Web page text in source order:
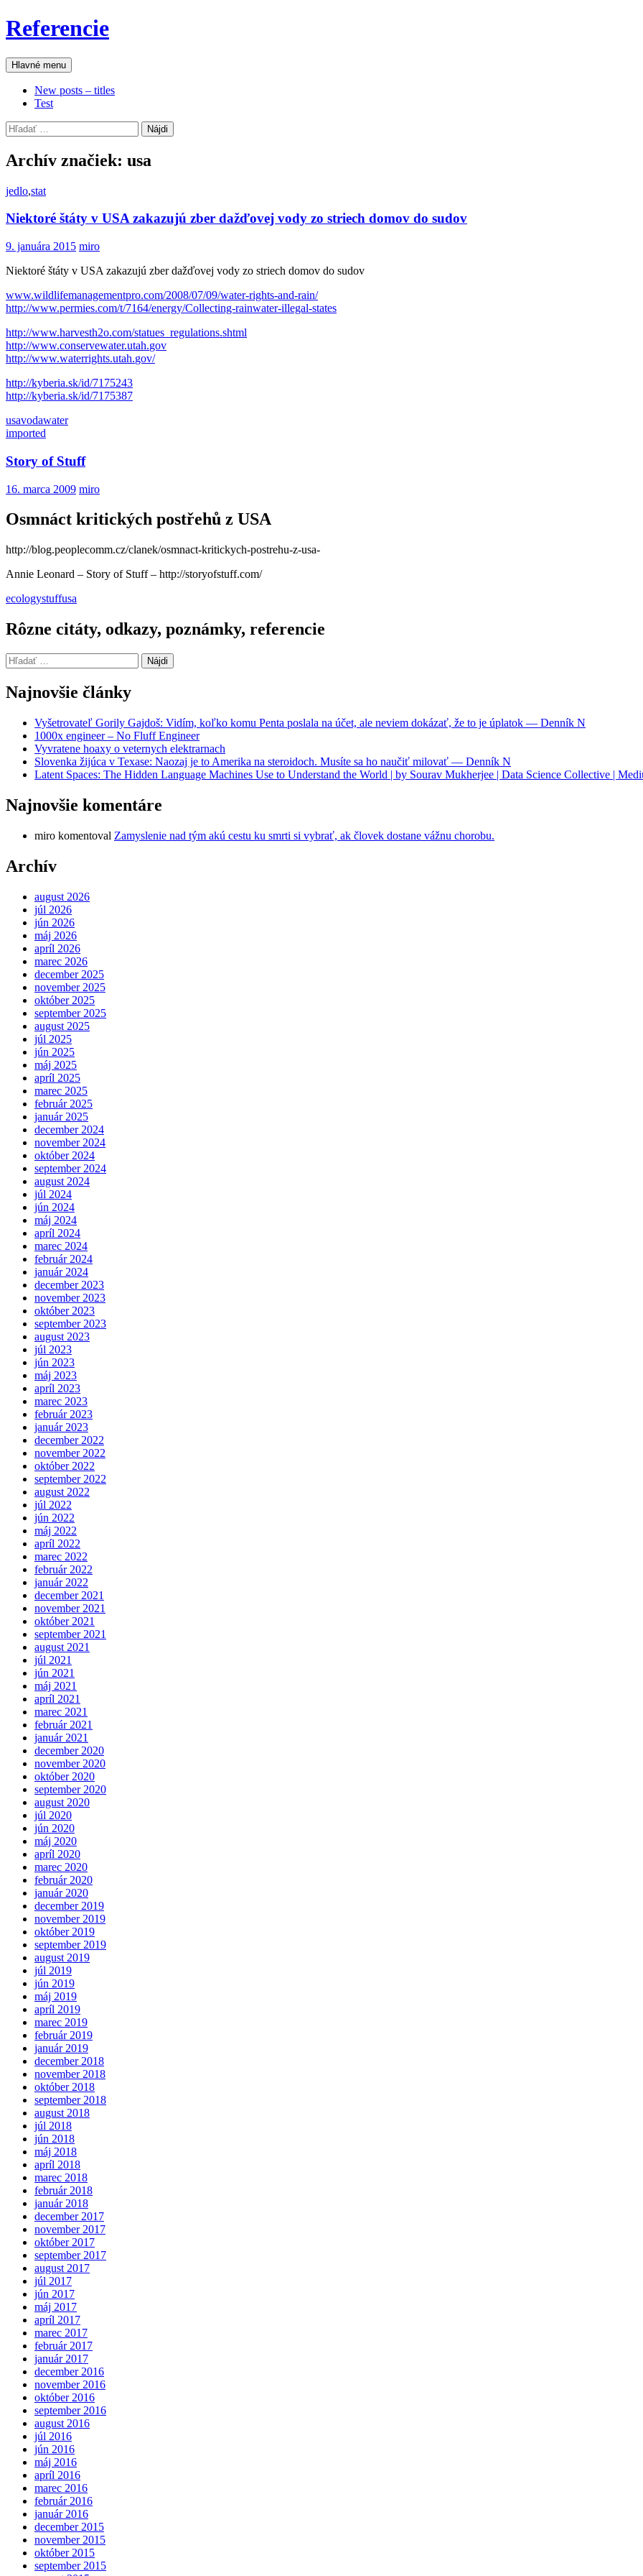
Preskočiť
na
Referencie
Hľadať
Hlavné menu
New posts – titles
Test
Hľadať:
Archív značiek: usa
jedlo,stat
Niektoré štáty v USA zakazujú zber dažďovej vody zo striech domov do sudov
9. januára 2015 miro
Niektoré štáty v USA zakazujú zber dažďovej vody zo striech domov do sudov
www.wildlifemanagementpro.com/2008/07/09/water-rights-and-rain/
http://www.permies.com/t/7164/energy/Collecting-rainwater-illegal-states
http://www.harvesth2o.com/statues_regulations.shtml
http://www.conservewater.utah.gov
http://www.waterrights.utah.gov/
http://kyberia.sk/id/7175243
http://kyberia.sk/id/7175387
usavodawater
imported
Story of Stuff
16. marca 2009 miro
Osmnáct kritických postřehů z USA
http://blog.peoplecomm.cz/clanek/osmnact-kritickych-postrehu-z-usa-
Annie Leonard – Story of Stuff – http://storyofstuff.com/
ecologystuffusa
Rôzne citáty, odkazy, poznámky, referencie
Hľadať:
Najnovšie články
Vyšetrovateľ Gorily Gajdoš: Vidím, koľko komu Penta poslala na účet, ale neviem dokázať, že to je úplatok — Denník N
1000x engineer – No Fluff Engineer
Vyvratene hoaxy o veternych elektrarnach
Slovenka žijúca v Texase: Naozaj je to Amerika na steroidoch. Musíte sa ho naučiť milovať — Denník N
Latent Spaces: The Hidden Language Machines Use to Understand the World | by Sourav Mukherjee | Data Science Collective |
Najnovšie komentáre
miro komentoval Zamyslenie nad tým akú cestu ku smrti si vybrať, ak človek dostane vážnu chorobu.
Archív
august 2026
júl 2026
jún 2026
máj 2026
apríl 2026
marec 2026
december 2025
november 2025
október 2025
september 2025
august 2025
júl 2025
jún 2025
máj 2025
apríl 2025
marec 2025
február 2025
január 2025
december 2024
november 2024
október 2024
september 2024
august 2024
júl 2024
jún 2024
máj 2024
apríl 2024
marec 2024
február 2024
január 2024
december 2023
november 2023
október 2023
september 2023
august 2023
júl 2023
jún 2023
máj 2023
apríl 2023
marec 2023
február 2023
január 2023
december 2022
november 2022
október 2022
september 2022
august 2022
júl 2022
jún 2022
máj 2022
apríl 2022
marec 2022
február 2022
január 2022
december 2021
november 2021
október 2021
september 2021
august 2021
júl 2021
jún 2021
máj 2021
apríl 2021
marec 2021
február 2021
január 2021
december 2020
november 2020
október 2020
september 2020
august 2020
júl 2020
jún 2020
máj 2020
apríl 2020
marec 2020
február 2020
január 2020
december 2019
november 2019
október 2019
september 2019
august 2019
júl 2019
jún 2019
máj 2019
apríl 2019
marec 2019
február 2019
január 2019
december 2018
november 2018
október 2018
september 2018
august 2018
júl 2018
jún 2018
máj 2018
apríl 2018
marec 2018
február 2018
január 2018
december 2017
november 2017
október 2017
september 2017
august 2017
júl 2017
jún 2017
máj 2017
apríl 2017
marec 2017
február 2017
január 2017
december 2016
november 2016
október 2016
september 2016
august 2016
júl 2016
jún 2016
máj 2016
apríl 2016
marec 2016
február 2016
január 2016
december 2015
november 2015
október 2015
september 2015